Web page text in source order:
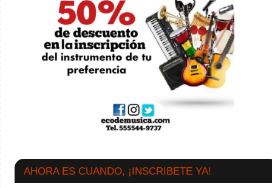
AHORA ES CUANDO, ¡INSCRIBETE YA!